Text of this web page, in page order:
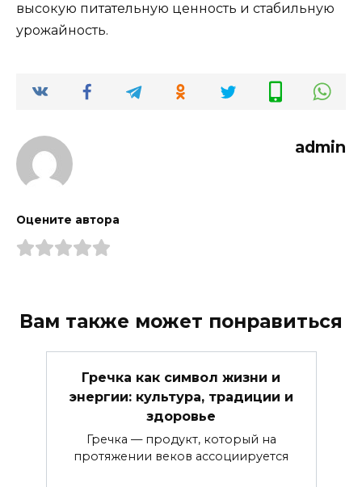
высокую питательную ценность и стабильную
урожайность.
admin
Оцените автора
Вам также может понравиться
Гречка как символ жизни и
энергии: культура, традиции и
здоровье
Гречка — продукт, который на
протяжении веков ассоциируется